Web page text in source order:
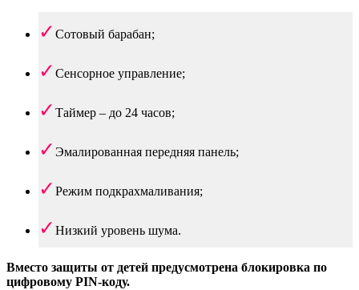
Сотовый барабан;
Сенсорное управление;
Таймер – до 24 часов;
Эмалированная передняя панель;
Режим подкрахмаливания;
Низкий уровень шума.
Вместо защиты от детей предусмотрена блокировка по
цифровому PIN-коду.